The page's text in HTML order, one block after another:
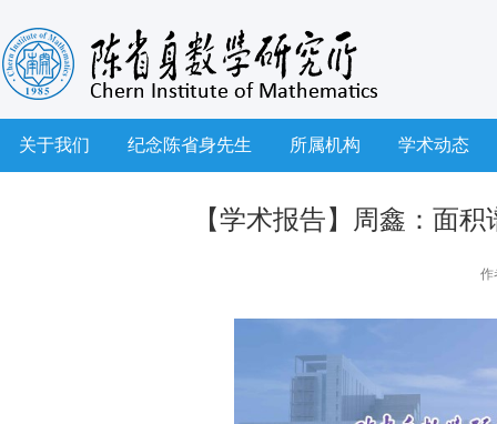
关于我们 纪念陈省身先生 所属机构 学术动态
【学术报告】周鑫：面
作